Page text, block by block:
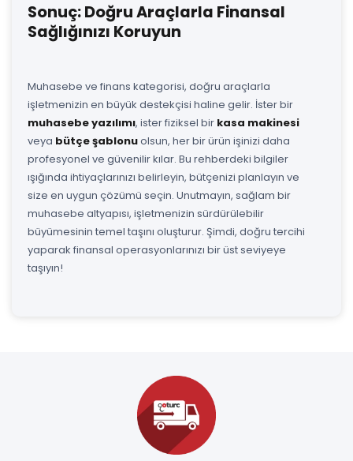
Sonuç: Doğru Araçlarla Finansal
Sağlığınızı Koruyun
Muhasebe ve finans kategorisi, doğru araçlarla
işletmenizin en büyük destekçisi haline gelir. İster bir
muhasebe yazılımı, ister fiziksel bir kasa makinesi
veya bütçe şablonuolsun, her bir ürün işinizi daha
profesyonel ve güvenilir kılar. Bu rehberdeki bilgiler
ışığında ihtiyaçlarınızı belirleyin, bütçenizi planlayın ve
size en uygun çözümü seçin. Unutmayın, sağlam bir
muhasebe altyapısı, işletmenizin sürdürülebilir
büyümesinin temel taşını oluşturur. Şimdi, doğru tercihi
yaparak finansal operasyonlarınızı bir üst seviyeye
taşıyın!